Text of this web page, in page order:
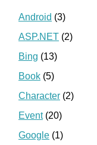
Android (3)
ASP.NET (2)
Bing (13)
Book (5)
Character (2)
Event(20)
Google (1)